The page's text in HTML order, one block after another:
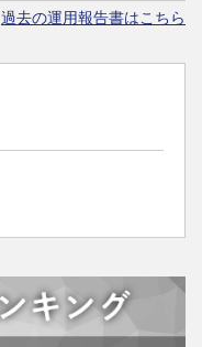
過去の運用報告書はこちら